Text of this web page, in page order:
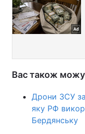
Вас також
Дрони ЗСУ
яку РФ
Бердянську